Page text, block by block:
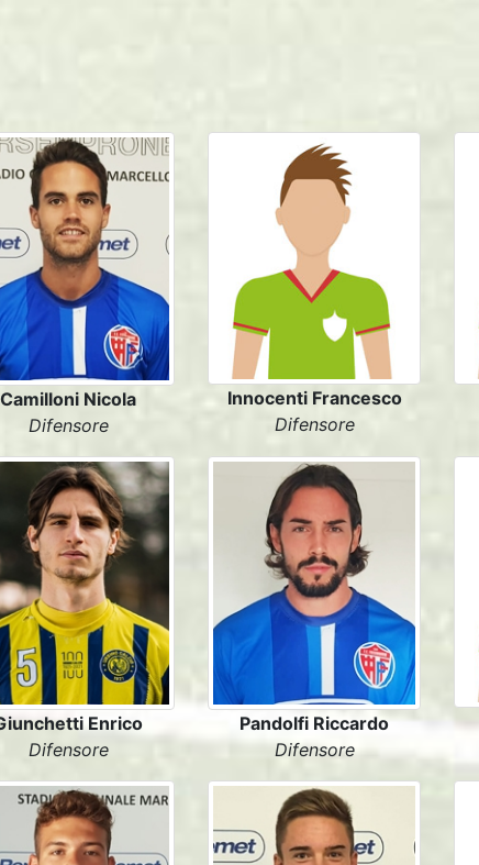
Camilloni Nicola
Difensore
Innocenti Francesco
Difensore
Enrico
Difensore
Pandolfi Riccardo
Difensore